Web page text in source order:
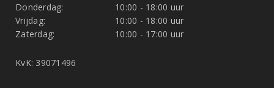
Donderdag:
10:00 - 18:00 uur
Vrijdag:
10:00 - 18:00 uur
Zaterdag:
10:00 - 17:00 uur
KvK: 39071496